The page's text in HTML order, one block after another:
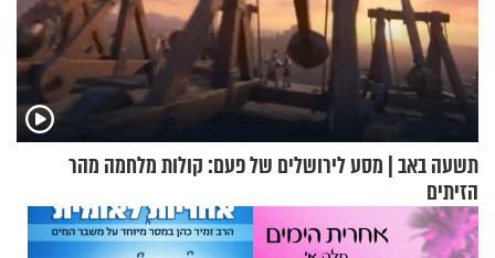
תשעה באב | מסע לירושלים של פעם: קולות מלחמה מהר
הזיתים